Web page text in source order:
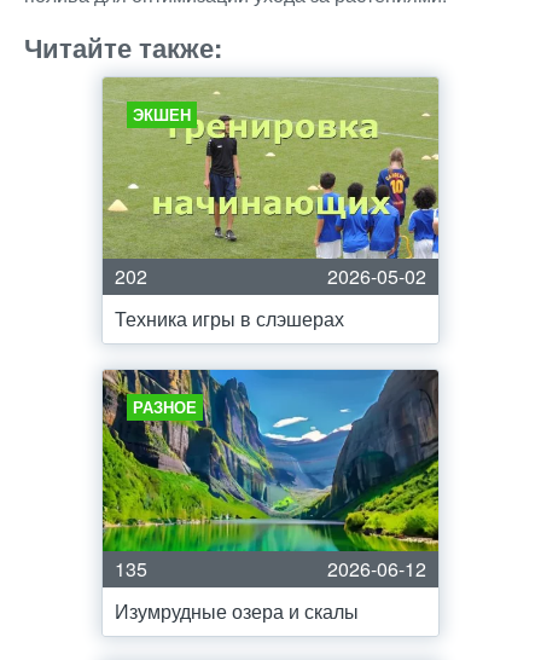
Читайте также:
ЭКШЕН
202
2026-05-02
Техника игры в слэшерах
РАЗНОЕ
135
2026-06-12
Изумрудные озера и скалы